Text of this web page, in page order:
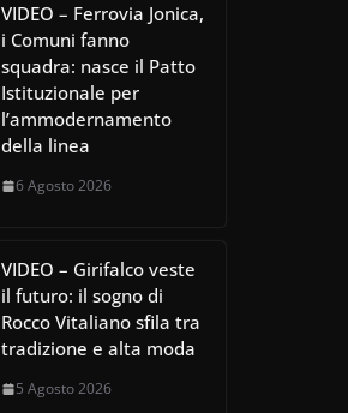
VIDEO – Ferrovia Jonica,
i Comuni fanno
squadra: nasce il Patto
Istituzionale per
l’ammodernamento
della linea
6 Agosto 2026
VIDEO – Girifalco veste
il futuro: il sogno di
Rocco Vitaliano sfila tra
tradizione e alta moda
5 Agosto 2026